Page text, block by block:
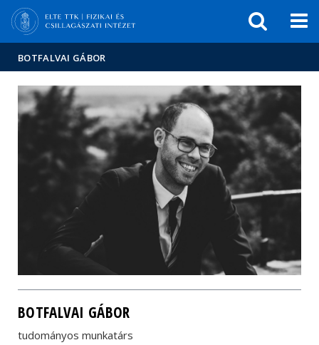
Események
sajtóban
BOTFALVAI GÁBOR
BOTFALVAI GÁBOR
tudományos munkatárs